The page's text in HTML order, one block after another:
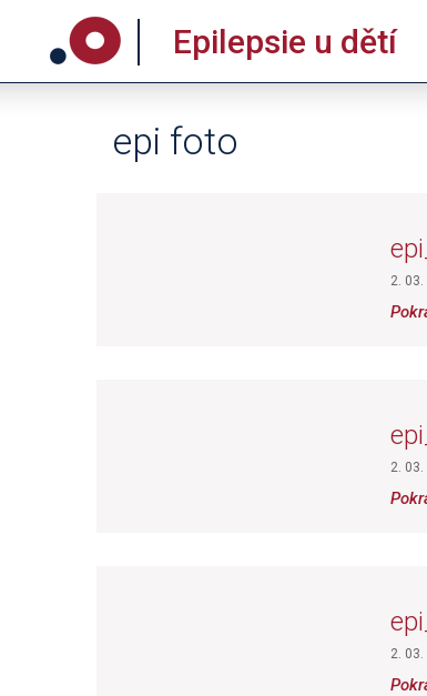
Epilepsie u dětí
epi foto
2.
2.
2.